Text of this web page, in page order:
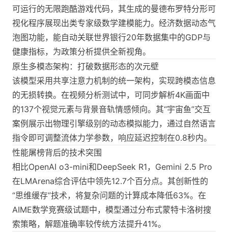
可运行的无限跑酷游戏代码，其生成的曼德布罗特分形可
视化程序展现出类专家级数学建模能力。经济数据动态气
泡图功能，能自动关联世界银行20年数据集中的GDP与
健康指标，为政策分析提供全新视角。
原生多模态架构：打破数据形态的次元壁
该模型采用共享注意力机制的统一架构，实现跨模态信息
的无损转换。在视频分析测试中，可同步解析4K画面中
的137个视觉元素与背景音轨情感倾向。其“宇宙鱼”交互
案例展示出物理引擎级别的动态模拟能力，通过自然语言
指令即可调整流体力学参数，响应延迟控制在0.8秒内。
性能屠榜背后的技术突围
相比OpenAI o3-mini和DeepSeek R1，Gemini 2.5 Pro
在LMArena综合评估中领先12.7个百分点。其创新性的
“思维缓存”技术，将复杂问题的计算成本降低63%。在
AIME数学竞赛级试题中，模型通过分布式蒙特卡洛树搜
索策略，解题准确率较传统方法提升41%。